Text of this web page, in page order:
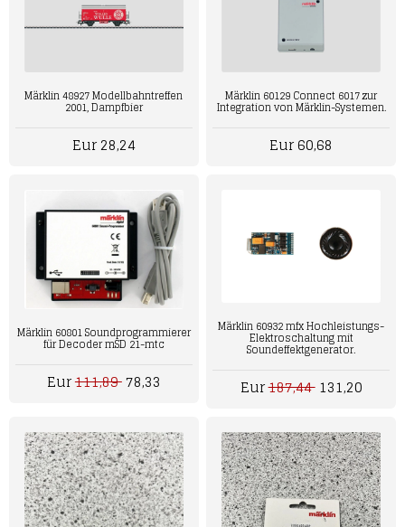
Märklin 48927 Modellbahntreffen
2001, Dampfbier
Eur 28,24
Märklin 60129 Connect 6017 zur
Integration von Märklin-Systemen.
Eur 60,68
Märklin 60801 Soundprogrammierer
für Decoder mSD 21-mtc
Eur111,8978,33
Märklin 60932 mfx Hochleistungs-
Elektroschaltung mit
Soundeffektgenerator.
Eur187,44131,20